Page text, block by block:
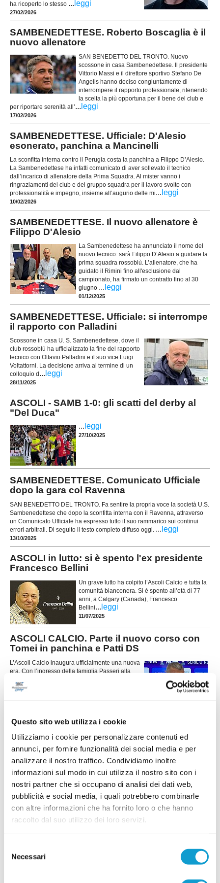
Questo sito web utilizza i cookie
Utilizziamo i cookie per personalizzare contenuti ed
annunci, per fornire funzionalità dei social media e per
analizzare il nostro traffico. Condividiamo inoltre
informazioni sul modo in cui utilizza il nostro sito con i
nostri partner che si occupano di analisi dei dati web,
pubblicità e social media, i quali potrebbero combinarle
con altre informazioni che ha fornito loro o che hanno
raccolto dal suo utilizzo dei loro servizi.
delNecessari
ha ricoperto lo stesso ... leggi
27/02/2026
SAMBENEDETTESE. Roberto Boscaglia è il
nuovo allenatore
SAN BENEDETTO DEL TRONTO. Nuovo
scossone in casa Sambenedettese. Il presidente
Vittorio Massi e il direttore sportivo Stefano De
Angelis hanno deciso congiuntamente di
interrompere il rapporto professionale, ritenendo
la scelta la più opportuna per il bene del club e
per riportare serenità all’... leggi
17/02/2026
SAMBENEDETTESE. Ufficiale: D'Alesio
esonerato, panchina a Mancinelli
La sconfitta interna contro il Perugia costa la panchina a Filippo D’Alesio.
La Sambenedettese ha infatti comunicato di aver sollevato il tecnico
dall’incarico di allenatore della Prima Squadra. Al mister vanno i
ringraziamenti del club e del gruppo squadra per il lavoro svolto con
professionalità e impegno, insieme all’augurio delle mi... leggi
10/02/2026
SAMBENEDETTESE. Il nuovo allenatore è
Filippo D'Alesio
La Sambenedettese ha annunciato il nome del
nuovo tecnico: sarà Filippo D’Alesio a guidare la
prima squadra rossoblù. L’allenatore, che ha
guidato il Rimini fino all'esclusione dal
campionato, ha firmato un contratto fino al 30
giugno ... leggi
01/12/2025
SAMBENEDETTESE. Ufficiale: si interrompe
il rapporto con Palladini
Scossone in casa U. S. Sambenedettese, dove il
club rossoblù ha ufficializzato la fine del rapporto
tecnico con Ottavio Palladini e il suo vice Luigi
Voltattorni. La decisione arriva al termine di un
colloquio d ... leggi
28/11/2025
ASCOLI - SAMB 1-0: gli scatti del derby al
"Del Duca"
... leggi
27/10/2025
SAMBENEDETTESE. Comunicato Ufficiale
dopo la gara col Ravenna
SAN BENEDETTO DEL TRONTO. Fa sentire la propria voce la società U.S.
Sambenedettese che dopo la sconfitta interna con il Ravenna, attraverso
un Comunicato Ufficiale ha espresso tutto il suo rammarico sui continui
errori arbitrali. Di seguito il testo completo diffuso oggi. ... leggi
13/10/2025
ASCOLI in lutto: si è spento l'ex presidente
Francesco Bellini
Un grave lutto ha colpito l’Ascoli Calcio e tutta la
comunità bianconera. Si è spento all’età di 77
anni, a Calgary (Canada), Francesco
Bellini... leggi
11/07/2025
ASCOLI CALCIO. Parte il nuovo corso con
Tomei in panchina e Patti DS
L’Ascoli Calcio inaugura ufficialmente una nuova
era. Con l’ingresso della famiglia Passeri alla
ambizioso, improntato su coerenza,
21/06/2025
ASCOLI. Esonerato Cudini, in panchina
torna Di Carlo
dall’incarico Mirko Cudini, insieme al suo staff
composto dal vice Luca Galuppi, dal
dall’allenatore dei portieri Cristian Cicioni. La
società ha ringraziato tutti per l’impegno e la
professionalità dimostrati, au
leggi
13/03/2025
allenatore